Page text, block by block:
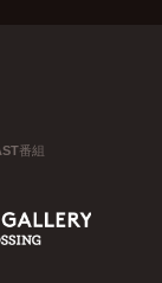
番組